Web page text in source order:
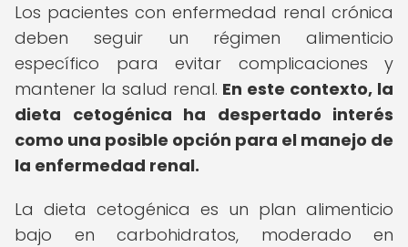
Los pacientes con enfermedad renal crónica
deben seguir un régimen alimenticio
específico para evitar complicaciones y
mantener la salud renal. En este contexto, la
dieta cetogénica ha despertado interés
como una posible opción para el manejo de
la enfermedad renal.
La dieta cetogénica es un plan alimenticio
bajo en carbohidratos, moderado en